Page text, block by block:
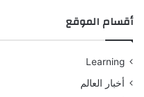
أقسام الموقع
Learning
أخبار العالم